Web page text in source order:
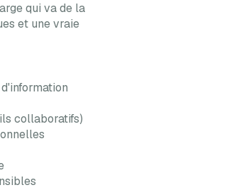
qui va de la
et une vraie
collaboratifs)